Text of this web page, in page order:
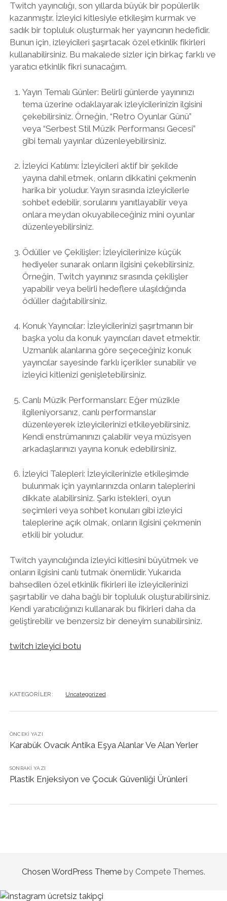
Twitch yayıncılığı, son yıllarda büyük bir popülerlik
kazanmıştır. İzleyici kitlesiyle etkileşim kurmak ve
sadık bir topluluk oluşturmak her yayıncının hedefidir.
Bunun için, izleyicileri şaşırtacak özel etkinlik fikirleri
kullanabilirsiniz. Bu makalede sizler için birkaç farklı ve
yaratıcı etkinlik fikri sunacağım.
Yayın Temalı Günler: Belirli günlerde yayınınızı
tema üzerine odaklayarak izleyicilerinizin ilgisini
çekebilirsiniz. Örneğin, “Retro Oyunlar Günü”
veya “Serbest Stil Müzik Performansı Gecesi”
gibi temalı yayınlar düzenleyebilirsiniz.
İzleyici Katılımı: İzleyicileri aktif bir şekilde
yayına dahil etmek, onların dikkatini çekmenin
harika bir yoludur. Yayın sırasında izleyicilerle
sohbet edebilir, sorularını yanıtlayabilir veya
onlara meydan okuyabileceğiniz mini oyunlar
düzenleyebilirsiniz.
Ödüller ve Çekilişler: İzleyicilerinize küçük
hediyeler sunarak onların ilgisini çekebilirsiniz.
Örneğin, Twitch yayınınız sırasında çekilişler
yapabilir veya belirli hedeflere ulaşıldığında
ödüller dağıtabilirsiniz.
Konuk Yayıncılar: İzleyicilerinizi şaşırtmanın bir
başka yolu da konuk yayıncıları davet etmektir.
Uzmanlık alanlarına göre seçeceğiniz konuk
yayıncılar sayesinde farklı içerikler sunabilir ve
izleyici kitlenizi genişletebilirsiniz.
Canlı Müzik Performansları: Eğer müzikle
ilgileniyorsanız, canlı performanslar
düzenleyerek izleyicilerinizi etkileyebilirsiniz.
Kendi enstrümanınızı çalabilir veya müzisyen
arkadaşlarınızı yayına konuk edebilirsiniz.
İzleyici Talepleri: İzleyicilerinizle etkileşimde
bulunmak için yayınlarınızda onların taleplerini
dikkate alabilirsiniz. Şarkı istekleri, oyun
seçimleri veya sohbet konuları gibi izleyici
taleplerine açık olmak, onların ilgisini çekmenin
etkili bir yoludur.
Twitch yayıncılığında izleyici kitlesini büyütmek ve
onların ilgisini canlı tutmak önemlidir. Yukarıda
bahsedilen özel etkinlik fikirleri ile izleyicilerinizi
şaşırtabilir ve daha bağlı bir topluluk oluşturabilirsiniz.
Kendi yaratıcılığınızı kullanarak bu fikirleri daha da
geliştirebilir ve benzersiz bir deneyim sunabilirsiniz.
twitch izleyici botu
KATEGORILER: Uncategorized
ÖNCEKI YAZI
Karabük Ovacık Antika Eşya Alanlar Ve Alan Yerler
SONRAKI YAZI
Plastik Enjeksiyon ve Çocuk Güvenliği Ürünleri
Chosen WordPress Theme by Compete Themes.